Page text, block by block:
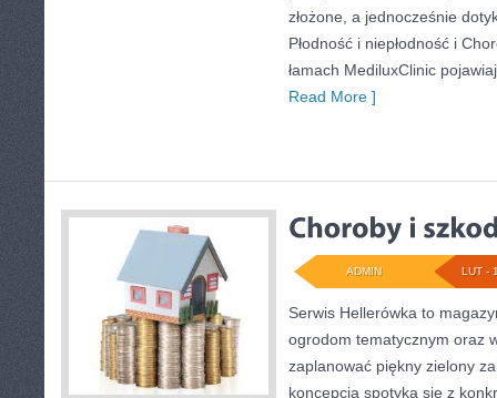
złożone, a jednocześnie
Płodność i niepłodność i
łamach MediluxClinic
Read More ]
LUT -
ADMIN
Serwis Hellerówka to
ogrodom tematycznym oraz
zaplanować piękny zielony
koncepcja spotyka się z